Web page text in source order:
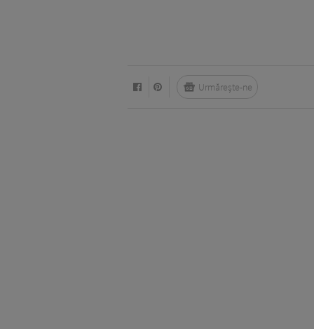
Urmărește-ne